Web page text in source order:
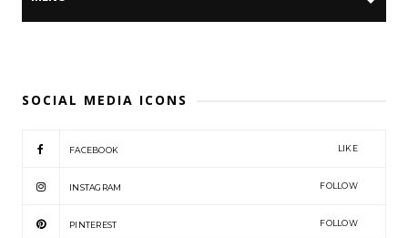
SOCIAL MEDIA ICONS
FACEBOOK LIKE
INSTAGRAM FOLLOW
PINTEREST FOLLOW